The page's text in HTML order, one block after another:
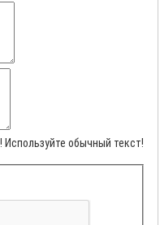
Используйте обычный текст!